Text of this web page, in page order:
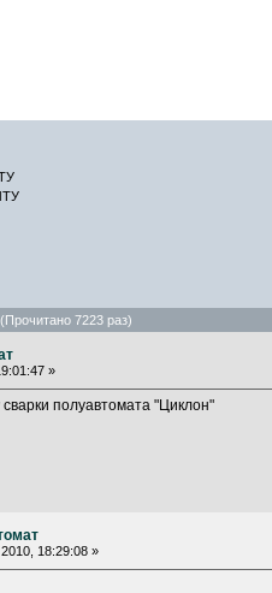
7223 раз)
»
полуавтомата "Циклон"
18:29:08 »